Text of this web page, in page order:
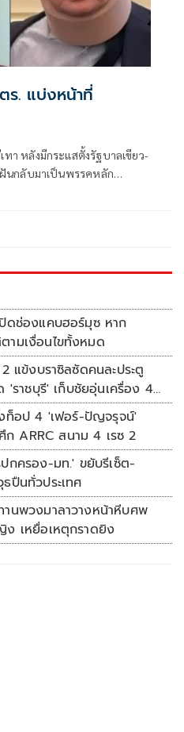
. แบ่งหน้าที่
ทา หลังมีกระแสตั้งรัฐบาลเขียว-
ฝันกลับมาเป็นพรรคหลัก
ปิดช่องแคบฮอร์มุซ หาก
ามเงื่อนไขทั้งหมด
แข้งบราซิลซัดคนละประตู
'ราชบุรี' เก็บชัยอุ่นเครื่อง 4
ท็อป 4 'เฟอร์-ปัญจรุจน์'
ARRC สนาม 4 เรซ 2
กครอง-มท.' ขยับรีเซ็ต-
ปืนทั่วประเทศ
านพวงมาลาวางหน้าหีบศพ
เหยื่อเหตุกราดยิง